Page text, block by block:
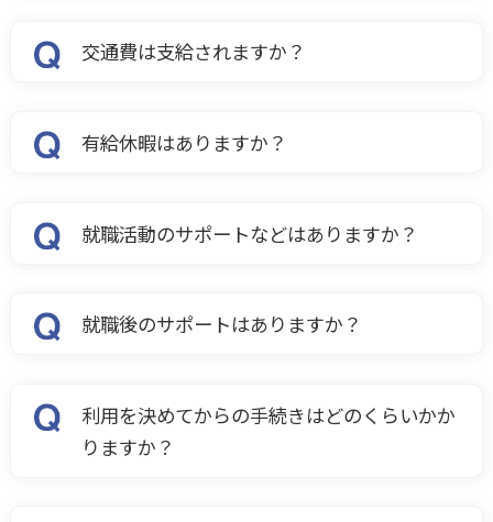
交通費は支給されますか？
有給休暇はありますか？
就職活動のサポートなどはありますか？
就職後のサポートはありますか？
利用を決めてからの手続きはどのくらいかか
りますか？